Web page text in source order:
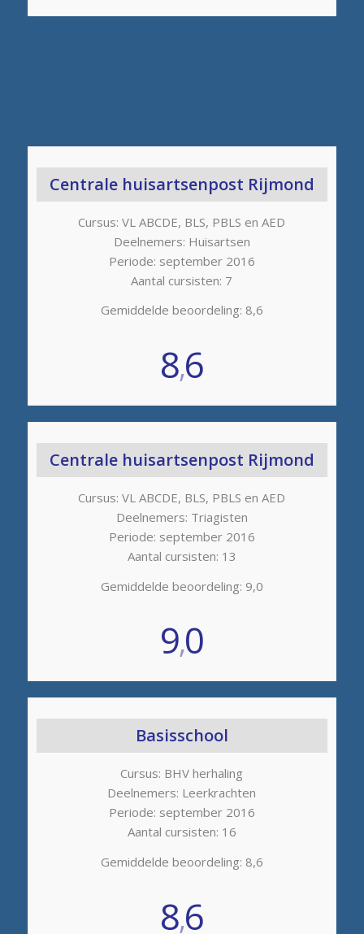
Centrale huisartsenpost Rijmond
Cursus: VL ABCDE, BLS, PBLS en AED
Deelnemers: Huisartsen
Periode: september 2016
Aantal cursisten: 7
Gemiddelde beoordeling: 8,6
8,6
Centrale huisartsenpost Rijmond
Cursus: VL ABCDE, BLS, PBLS en AED
Deelnemers: Triagisten
Periode: september 2016
Aantal cursisten: 13
Gemiddelde beoordeling: 9,0
9,0
Basisschool
Cursus: BHV herhaling
Deelnemers: Leerkrachten
Periode: september 2016
Aantal cursisten: 16
Gemiddelde beoordeling: 8,6
8,6